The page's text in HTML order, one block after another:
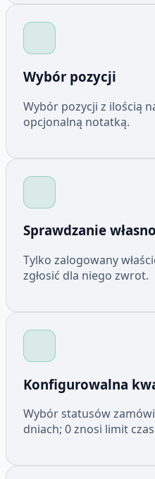
Wybór pozycji
Wybór pozycji z ilością
opcjonalną notatką.
Sprawdzanie
Tylko zalogowany
zgłosić dla niego zwrot.
Konfigurowalna
Wybór statusów
dniach; 0 znosi limit